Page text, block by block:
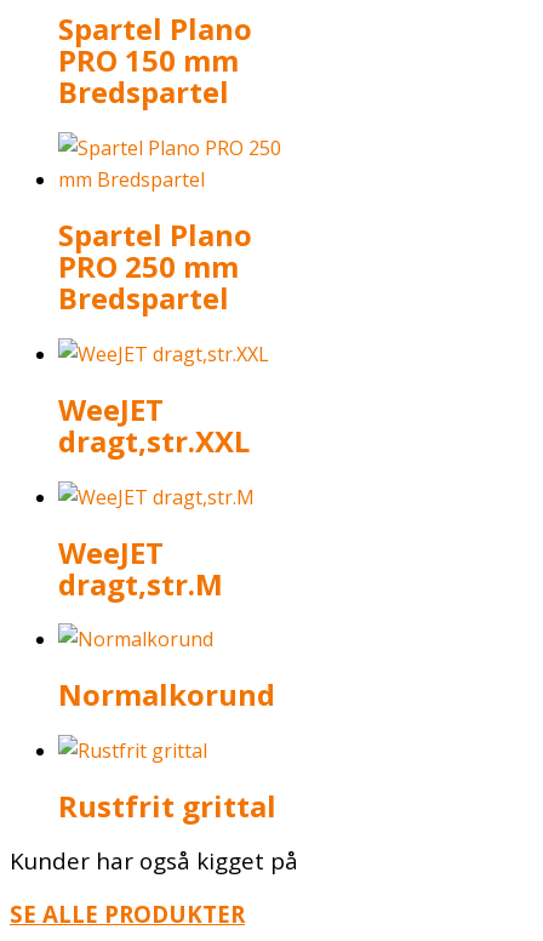
Spartel Plano
PRO 150 mm
Bredspartel
Spartel Plano
PRO 250 mm
Bredspartel
WeeJET
dragt,str.XXL
WeeJET
dragt,str.M
Normalkorund
Rustfrit grittal
Kunder har også kigget på
SE ALLE PRODUKTER